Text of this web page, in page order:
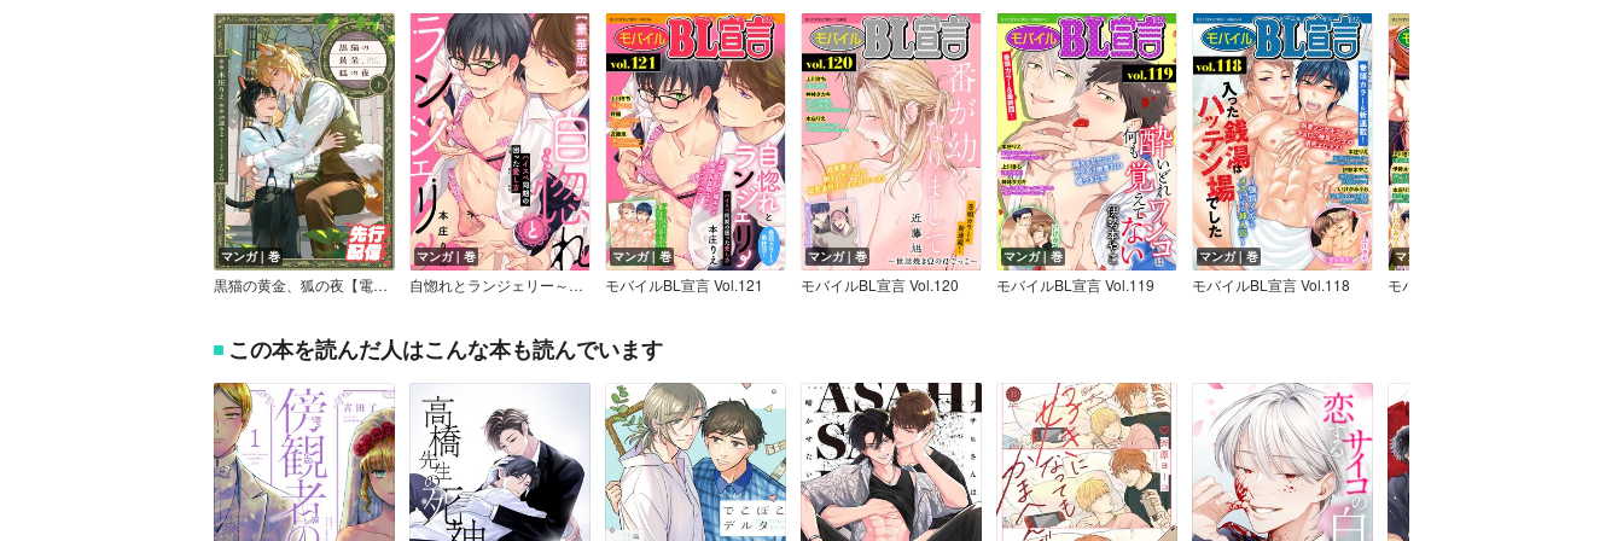
マンガ｜巻
黒猫の黄金、狐の夜【電子特典付き】
マンガ｜巻
自惚れとランジェリー～ハイスペ同期の困った愛し方～【豪華版】
マンガ｜巻
モバイルBL宣言 Vol.121
マンガ｜巻
モバイルBL宣言 Vol.120
マンガ｜巻
モバイルBL宣言 Vol.119
マンガ｜巻
モバイルBL宣言 Vol.118
マンガ｜巻
モバイルBL宣言 Vol.117
この本を読んだ人はこんな本も読んでいます